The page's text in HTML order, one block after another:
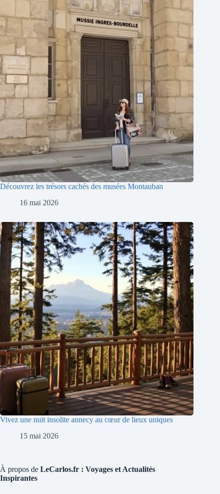
Découvrez les trésors cachés des musées Montauban
16 mai 2026
Vivez une nuit insolite annecy au cœur de lieux uniques
15 mai 2026
À propos de LeCarlos.fr : Voyages et Actualités
Inspirantes